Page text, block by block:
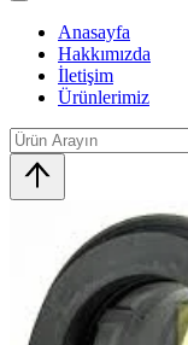
Anasayfa
Hakkımızda
İletişim
Ürünlerimiz